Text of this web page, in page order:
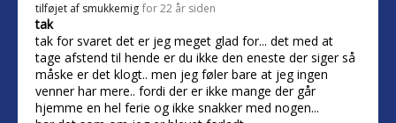
tilføjet af smukkemig for 22 år siden
tak
tak for svaret det er jeg meget glad for... det med at
tage afstend til hende er du ikke den eneste der siger så
måske er det klogt.. men jeg føler bare at jeg ingen
venner har mere.. fordi der er ikke mange der går
hjemme en hel ferie og ikke snakker med nogen...